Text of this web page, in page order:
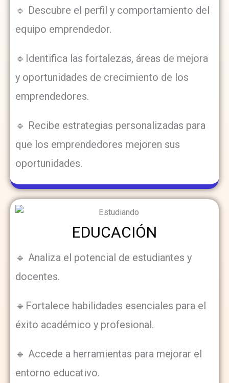
🔹 Descubre el perfil y comportamiento del
equipo emprendedor.
🔹Identifica las fortalezas, áreas de mejora
y oportunidades de crecimiento de los
emprendedores.
🔹 Recibe estrategias personalizadas para
que los emprendedores mejoren sus
oportunidades.
EDUCACIÓN
🔹 Analiza el potencial de estudiantes y
docentes.
🔹Fortalece habilidades esenciales para el
éxito académico y profesional.
🔹 Accede a herramientas para mejorar el
entorno educativo.